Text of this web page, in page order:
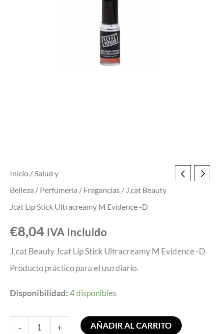
Inicio /Salud y
Belleza / Perfumería / Fragancias / J,cat Beauty
Jcat Lip Stick Ultracreamy M Evidence -D
€8,04 IVA Incluido
J,cat Beauty Jcat Lip Stick Ultracreamy M Evidence -D.
Producto práctico para el uso diario.
Disponibilidad:4 disponibles
- + AÑADIR AL CARRITO